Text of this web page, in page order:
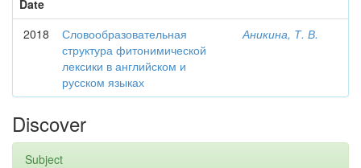
Date
2018
Словообразовательная
структура фитонимической
лексики в английском и
русском языках
Аникина, Т. В.
Discover
Subject